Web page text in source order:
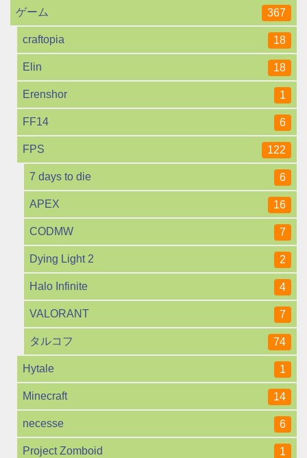
ゲーム 367
craftopia 18
Elin 18
Erenshor 1
FF14 6
FPS 122
7 days to die 6
APEX 16
CODMW 7
Dying Light 2 2
Halo Infinite 4
VALORANT 7
タルコフ 74
Hytale 1
Minecraft 14
necesse 6
Project Zomboid 1